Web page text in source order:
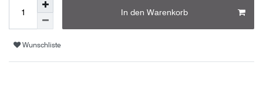
In den Warenkorb
Wunschliste